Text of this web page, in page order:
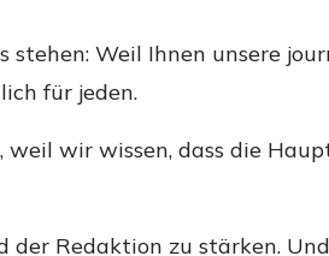
Weil Ihnen unsere
für jeden.
weil wir wissen, dass die
Redaktion zu stärken.